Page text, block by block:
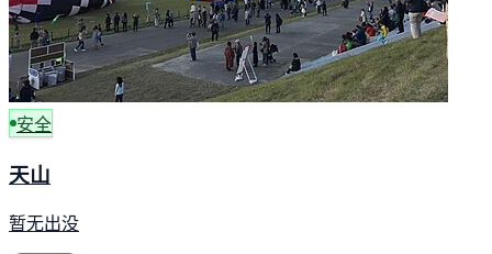
安全
天山
暂无出没